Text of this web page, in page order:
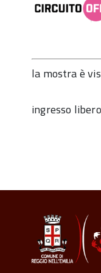
la mostra è
ingresso libero